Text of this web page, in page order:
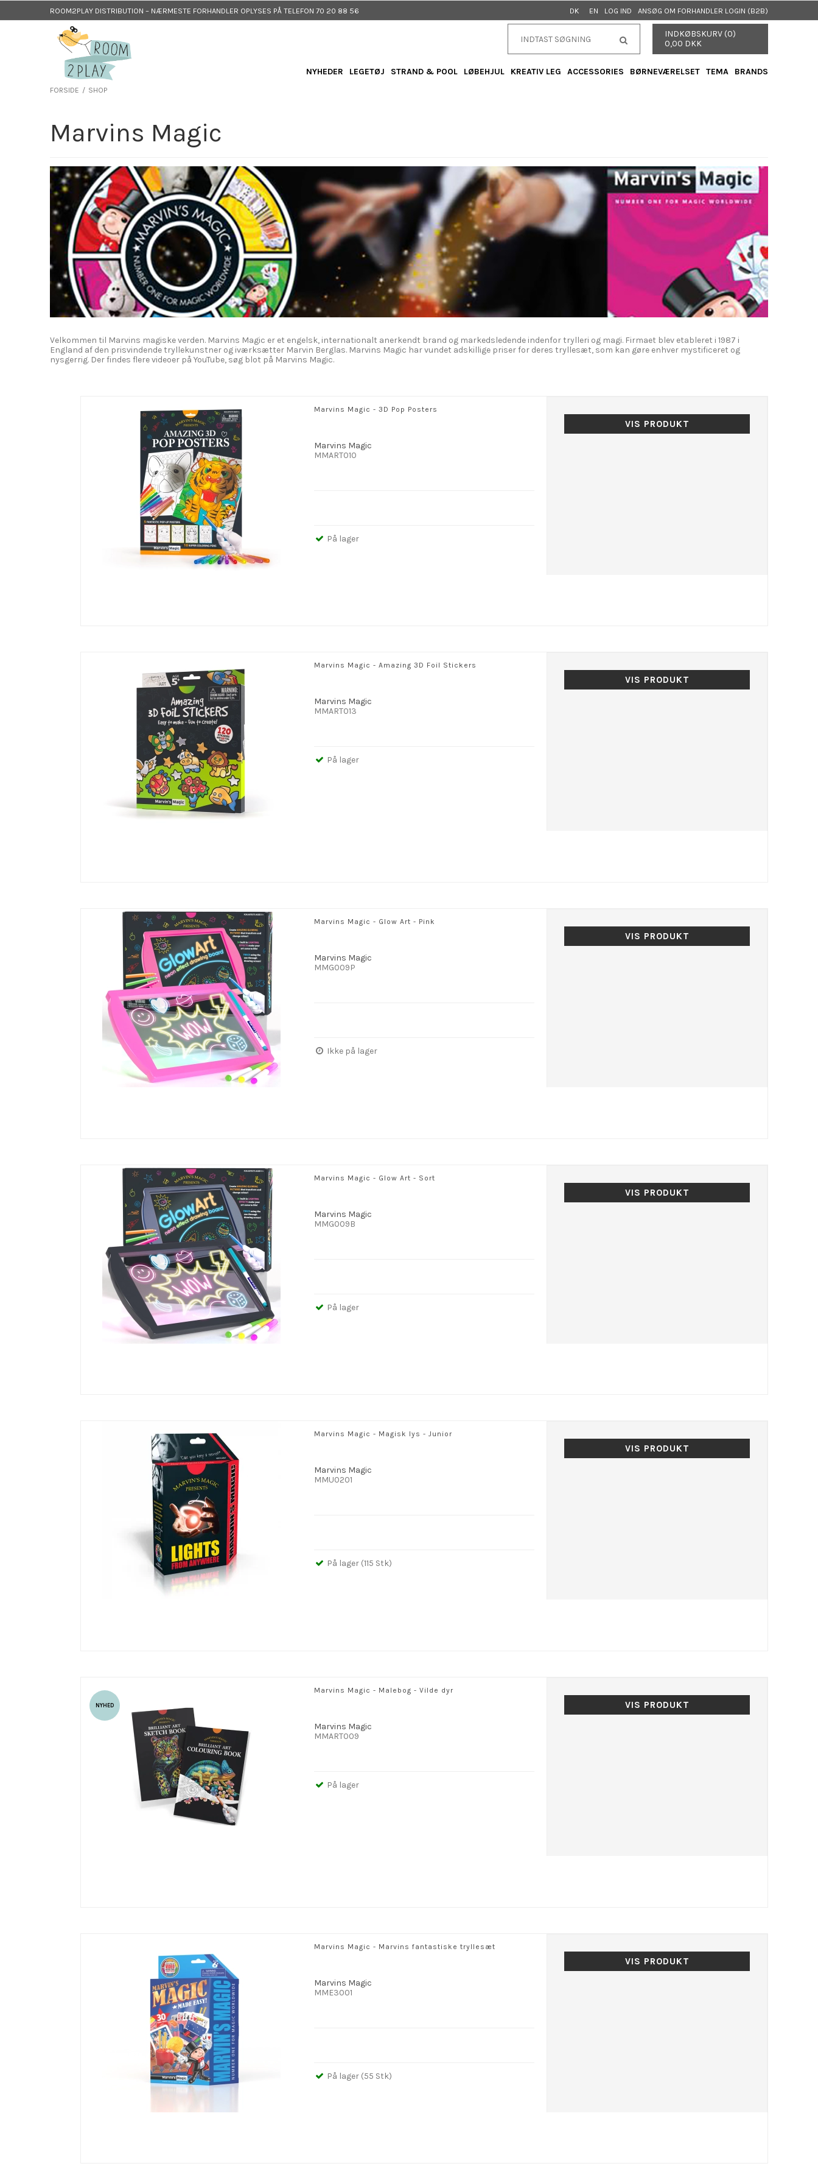
ROOM2PLAY DISTRIBUTION – NÆRMESTE FORHANDLER OPLYSES PÅ TELEFON 70 20 88 56 DK EN LOG IND ANSØG OM FORHANDLER LOGIN (B2B)
INDKØBSKURV (0)
0,00 DKK
NYHEDER LEGETØJ STRAND & POOL LØBEHJUL KREATIV LEG ACCESSORIES BØRNEVÆRELSET TEMA BRANDS
FORSIDE / SHOP
Marvins Magic
Velkommen til Marvins magiske verden. Marvins Magic er et engelsk, internationalt anerkendt brand og markedsledende indenfor trylleri og magi. Firmaet blev etableret i 1987 i
England af den prisvindende tryllekunstner og iværksætter Marvin Berglas. Marvins Magic har vundet adskillige priser for deres tryllesæt, som kan gøre enhver mystificeret og
nysgerrig. Der findes flere videoer på YouTube, søg blot på Marvins Magic.
Marvins Magic - 3D Pop Posters
Marvins Magic
MMART010
På lager
VIS PRODUKT
Marvins Magic - Amazing 3D Foil Stickers
Marvins Magic
MMART013
På lager
VIS PRODUKT
Marvins Magic - Glow Art - Pink
Marvins Magic
MMG009P
Ikke på lager
VIS PRODUKT
Marvins Magic - Glow Art - Sort
Marvins Magic
MMG009B
På lager
VIS PRODUKT
Marvins Magic - Magisk lys - Junior
Marvins Magic
MMU0201
På lager (115 Stk)
VIS PRODUKT
NYHED
Marvins Magic - Malebog - Vilde dyr
Marvins Magic
MMART009
På lager
VIS PRODUKT
Marvins Magic - Marvins fantastiske tryllesæt
Marvins Magic
MME3001
På lager (55 Stk)
VIS PRODUKT